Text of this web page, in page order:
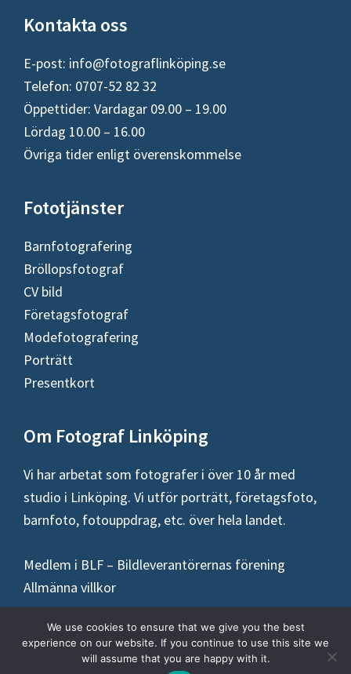
Footer
Kontakta oss
E-post: info@fotograflinköping.se
Telefon: 0707-52 82 32
Öppettider: Vardagar 09.00 – 19.00
Lördag 10.00 – 16.00
Övriga tider enligt överenskommelse
Fototjänster
Barnfotografering
Bröllopsfotograf
CV bild
Företagsfotograf
Modefotografering
Porträtt
Presentkort
Om Fotograf Linköping
Vi har arbetat som fotografer i över 10 år med
studio i Linköping. Vi utför porträtt, företagsfoto,
barnfoto, fotouppdrag, etc. över hela landet.
Medlem i BLF – Bildleverantörernas förening
Allmänna villkor
We use cookies to ensure that we give you the best
experience on our website. If you continue to use this site we
will assume that you are happy with it.